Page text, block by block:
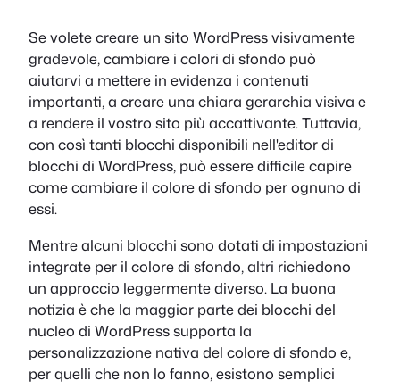
Se volete creare un sito WordPress visivamente
gradevole, cambiare i colori di sfondo può
aiutarvi a mettere in evidenza i contenuti
importanti, a creare una chiara gerarchia visiva e
a rendere il vostro sito più accattivante. Tuttavia,
con così tanti blocchi disponibili nell'editor di
blocchi di WordPress, può essere difficile capire
come cambiare il colore di sfondo per ognuno di
essi.
Mentre alcuni blocchi sono dotati di impostazioni
integrate per il colore di sfondo, altri richiedono
un approccio leggermente diverso. La buona
notizia è che la maggior parte dei blocchi del
nucleo di WordPress supporta la
personalizzazione nativa del colore di sfondo e,
per quelli che non lo fanno, esistono semplici